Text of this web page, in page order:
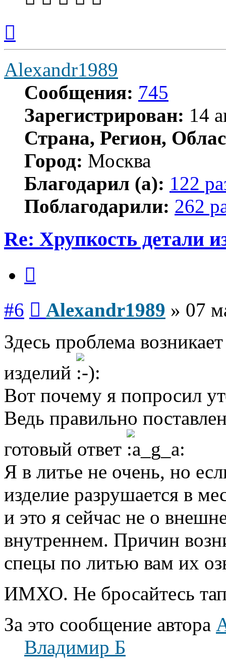
началу
Alexandr1989
Сообщения: 745
Зарегистрирован: 14
Страна, Регион,
Город: Москва
Благодарил (а): 122
Поблагодарили: 262
Re: Хрупкость детали
#6 Alexandr1989 » 07
Здесь проблема
изделий
Вот почему я попросил
Ведь правильно
готовый ответ
Я в литье не очень, но
изделие разрушается в
и это я сейчас не о
внутреннем. Причин
спецы по литью вам их
ИМХО. Не бросайтесь
За это сообщение автора
Владимир Б